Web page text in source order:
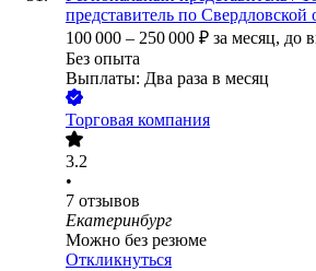
представитель по Свердловской
100 000 – 250 000 ₽ за месяц, до
Без опыта
Выплаты: Два раза в месяц
Торговая компания
3.2
•
7 отзывов
Екатеринбург
Можно без резюме
Откликнуться